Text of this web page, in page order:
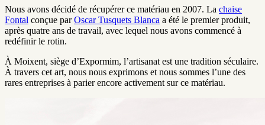
Nous avons décidé de récupérer ce matériau en 2007. La chaise
Fontal conçue parOscar Tusquets Blanca a été le premier produit,
après quatre ans de travail, avec lequel nous avons commencé à
redéfinir le rotin.
À Moixent, siège d’Expormim, l’artisanat est une tradition séculaire.
À travers cet art, nous nous exprimons et nous sommes l’une des
rares entreprises à parier encore activement sur ce matériau.